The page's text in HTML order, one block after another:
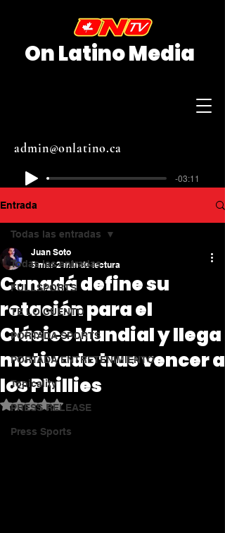
On Latino Media
admin@onlatino.ca
-03:11
Entrada
Todas las entradas
FULLSPORTS
TE LO CUENTO
PORTADA SPORTS
PORTADA ENTRETENIMIENTO
Topicality
PRESS RELEASE
Press Sports
Todas las entradas
Canadá define su
rotación para el
Clásico Mundial y llega
motivado tras vencer a
los Phillies
Juan Soto
5 mar 2 min de lectura
Obtuvo NaN de 5 estrellas.